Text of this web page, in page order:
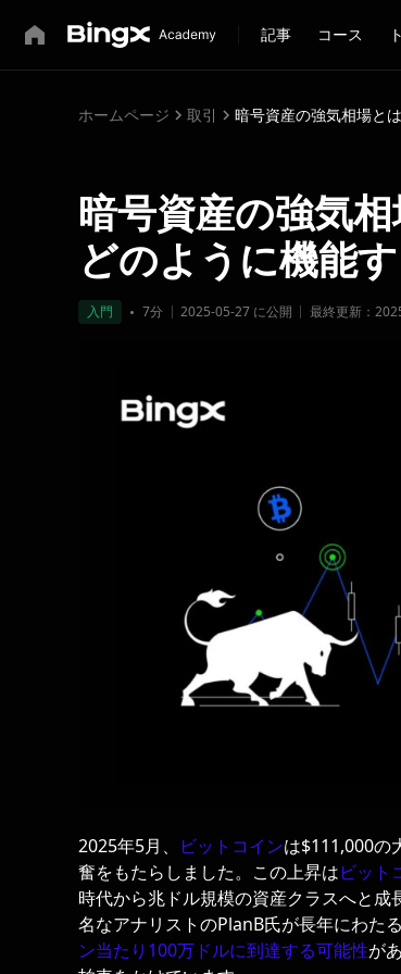
記事 コース
ホームページ 取引 暗号資産の強気相場と
暗号資産の強気
どのように機能
入門 7分 2025-05-27 に公開 最終更新：
2025年5月、 ビットコインは$111,000の
奮をもたらしました。この上昇は ビット
時代から兆ドル規模の資産クラスへと
名なアナリストのPlanB氏が長年にわた
ン当たり100万ドルに到達する可能性が